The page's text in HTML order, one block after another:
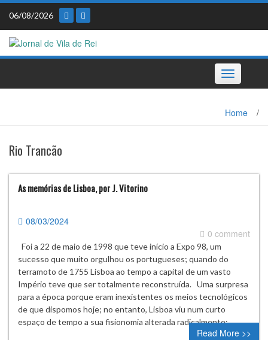
Skip
content
06/08/2026
Toggle
navigation
Home /
Rio Trancão
As memórias de Lisboa, por J. Vitorino
08/03/2024
0 comment
Foi a 22 de maio de 1998 que teve início a Expo 98, um
sucesso que muito orgulhou os portugueses; quando do
terramoto de 1755 Lisboa ao tempo a capital de um vasto
Império teve que ser totalmente reconstruída. Uma surpresa
para a época porque eram inexistentes os meios tecnológicos
de que dispomos hoje; no entanto, Lisboa viu num curto
espaço de tempo a sua fisionomia alterada radicalmente;…
Read More >>